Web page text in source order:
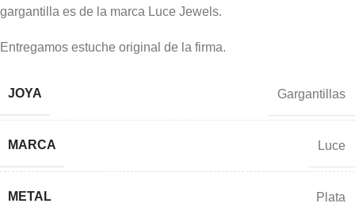
gargantilla es de la marca Luce Jewels.
Entregamos estuche original de la firma.
JOYA Gargantillas
MARCA Luce
METAL Plata